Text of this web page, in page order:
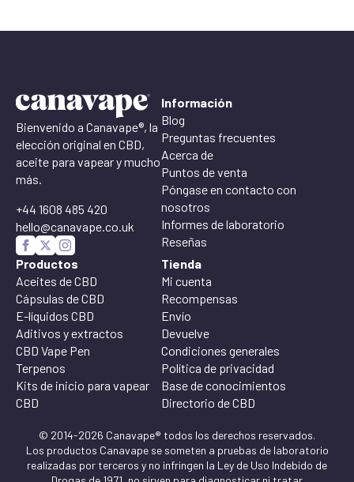
Bienvenido a Canavape®, la
elección original en CBD,
aceite para vapear y mucho
más.
+44 1608 485 420
hello@canavape.co.uk
Información
Blog
Preguntas frecuentes
Acerca de
Puntos de venta
Póngase en contacto con
nosotros
Informes de laboratorio
Reseñas
Productos
Aceites de CBD
Cápsulas de CBD
E-líquidos CBD
Aditivos y extractos
CBD Vape Pen
Terpenos
Kits de inicio para vapear
CBD
Tienda
Mi cuenta
Recompensas
Envío
Devuelve
Condiciones generales
Política de privacidad
Base de conocimientos
Directorio de CBD
© 2014-2026 Canavape® todos los derechos reservados.
Los productos Canavape se someten a pruebas de laboratorio
realizadas por terceros y no infringen la Ley de Uso Indebido de